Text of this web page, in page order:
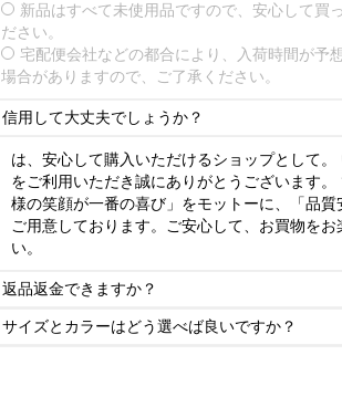
新品はすべて未使用品ですので、安心して買
ださい。
宅配便会社などの都合により、入荷時間が予
場合がありますので、ご了承ください。
信用して大丈夫でしょうか？
は、安心して購入いただけるショップとして。
をご利用いただき誠にありがとうございます。
様の笑顔が一番の喜び」をモットーに、「品質
ご用意しております。ご安心して、お買物をお
い。
返品返金できますか？
サイズとカラーはどう選べば良いですか？